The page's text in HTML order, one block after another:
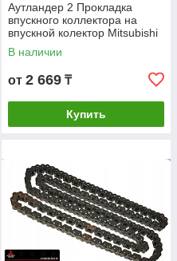
Аутландер 2 Прокладка
впускного коллектора на
впускной колектор Mitsubishi
Митсубиши Outlander 2е
поколение
В наличии
от 2 669 ₸
Купить